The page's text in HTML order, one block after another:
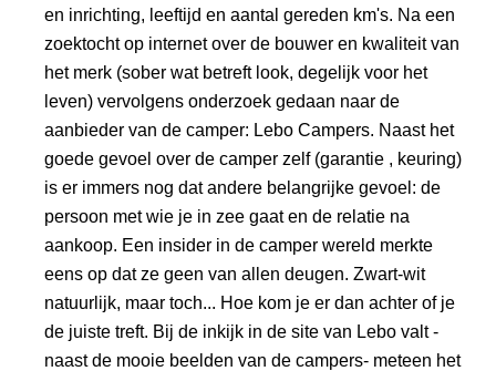
en inrichting, leeftijd en aantal gereden km's. Na een
zoektocht op internet over de bouwer en kwaliteit van
het merk (sober wat betreft look, degelijk voor het
leven) vervolgens onderzoek gedaan naar de
aanbieder van de camper: Lebo Campers. Naast het
goede gevoel over de camper zelf (garantie , keuring)
is er immers nog dat andere belangrijke gevoel: de
persoon met wie je in zee gaat en de relatie na
aankoop. Een insider in de camper wereld merkte
eens op dat ze geen van allen deugen. Zwart-wit
natuurlijk, maar toch... Hoe kom je er dan achter of je
de juiste treft. Bij de inkijk in de site van Lebo valt -
naast de mooie beelden van de campers- meteen het